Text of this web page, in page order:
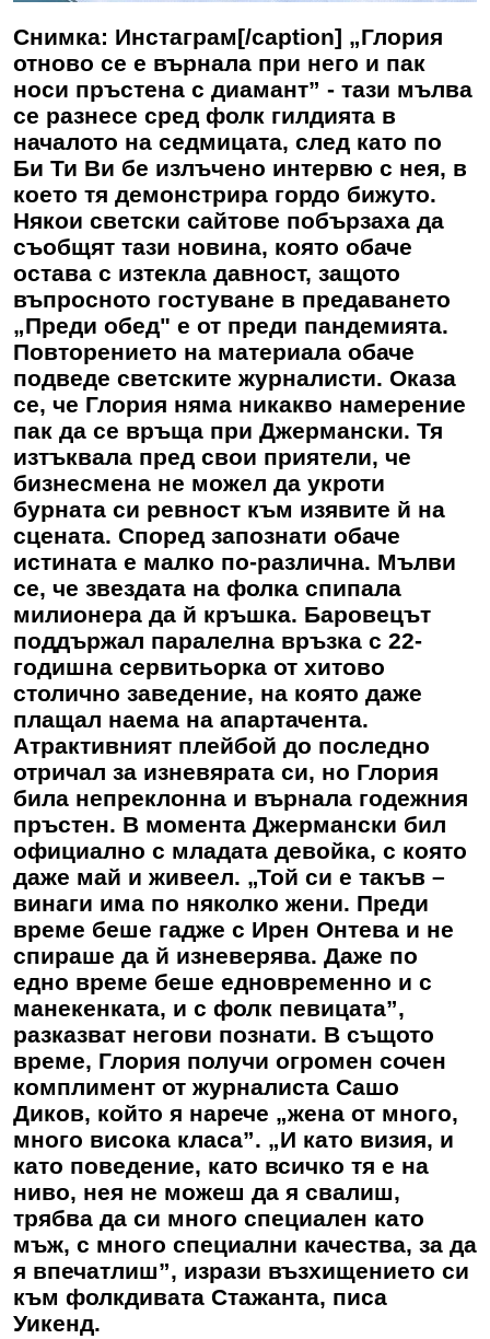
Снимка: Инстаграм[/caption] „Глория
отново се е върнала при него и пак
носи пръстена с диамант” - тази мълва
се разнесе сред фолк гилдията в
началото на седмицата, след като по
Би Ти Ви бе излъчено интервю с нея, в
което тя демонстрира гордо бижуто.
Някои светски сайтове побързаха да
съобщят тази новина, която обаче
остава с изтекла давност, защото
въпросното гостуване в предаването
„Преди обед" е от преди пандемията.
Повторението на материала обаче
подведе светските журналисти. Оказа
се, че Глория няма никакво намерение
пак да се връща при Джермански. Тя
изтъквала пред свои приятели, че
бизнесмена не можел да укроти
бурната си ревност към изявите й на
сцената. Според запознати обаче
истината е малко по-различна. Мълви
се, че звездата на фолка спипала
милионера да й кръшка. Баровецът
поддържал паралелна връзка с 22-
годишна сервитьорка от хитово
столично заведение, на която даже
плащал наема на апартачента.
Атрактивният плейбой до последно
отричал за изневярата си, но Глория
била непреклонна и върнала годежния
пръстен. В момента Джермански бил
официално с младата девойка, с която
даже май и живеел. „Той си е такъв –
винаги има по няколко жени. Преди
време беше гадже с Ирен Онтева и не
спираше да й изневерява. Даже по
едно време беше едновременно и с
манекенката, и с фолк певицата”,
разказват негови познати. В същото
време, Глория получи огромен сочен
комплимент от журналиста Сашо
Диков, който я нарече „жена от много,
много висока класа”. „И като визия, и
като поведение, като всичко тя е на
ниво, нея не можеш да я свалиш,
трябва да си много специален като
мъж, с много специални качества, за да
я впечатлиш”, изрази възхищението си
към фолкдивата Стажанта, писа
Уикенд.